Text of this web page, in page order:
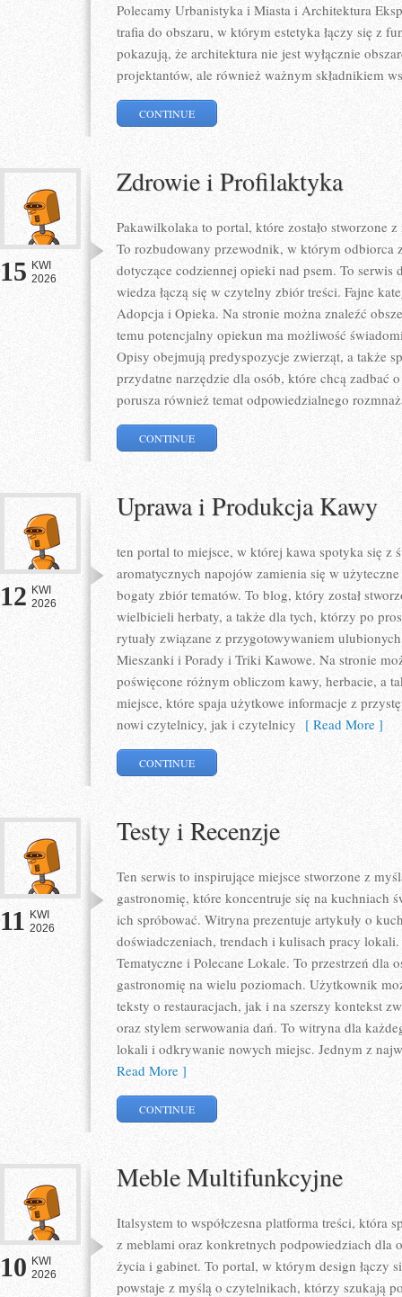
Polecamy Urbanistyka i Miasta i Architektura
trafia do obszaru, w którym estetyka łączy się z
pokazują, że architektura nie jest wyłącznie
projektantów, ale również ważnym składnikiem
CONTINUE
15 KWI
2026
Zdrowie i Profilaktyka
Pakawilkolaka to portal, które zostało stworzone
To rozbudowany przewodnik, w którym odbiorca
dotyczące codziennej opieki nad psem. To serwis
wiedza łączą się w czytelny zbiór treści. Fajne
Adopcja i Opieka. Na stronie można znaleźć
temu potencjalny opiekun ma możliwość
Opisy obejmują predyspozycje zwierząt, a także
przydatne narzędzie dla osób, które chcą zadbać
porusza również temat odpowiedzialnego
CONTINUE
12 KWI
2026
Uprawa i Produkcja Kawy
ten portal to miejsce, w której kawa spotyka się z
aromatycznych napojów zamienia się w
bogaty zbiór tematów. To blog, który został
wielbicieli herbaty, a także dla tych, którzy po
rytuały związane z przygotowywaniem
Mieszanki i Porady i Triki Kawowe. Na stronie
poświęcone różnym obliczom kawy, herbacie, a
miejsce, które spaja użytkowe informacje z
nowi czytelnicy, jak i czytelnicy [ Read More ]
CONTINUE
11 KWI
2026
Testy i Recenzje
Ten serwis to inspirujące miejsce stworzone z
gastronomię, które koncentruje się na kuchniach
ich spróbować. Witryna prezentuje artykuły o
doświadczeniach, trendach i kulisach pracy
Tematyczne i Polecane Lokale. To przestrzeń dla
gastronomię na wielu poziomach. Użytkownik
teksty o restauracjach, jak i na szerszy kontekst
oraz stylem serwowania dań. To witryna dla
lokali i odkrywanie nowych miejsc. Jednym z
Read More ]
CONTINUE
10 KWI
2026
Meble Multifunkcyjne
Italsystem to współczesna platforma treści, która
z meblami oraz konkretnych podpowiedziach dla
życia i gabinet. To portal, w którym design łączy
powstaje z myślą o czytelnikach, którzy szukają